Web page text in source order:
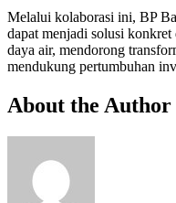
Melalui kolaborasi ini, BP
dapat menjadi solusi konkret
daya air, mendorong
mendukung pertumbuhan
About the Author